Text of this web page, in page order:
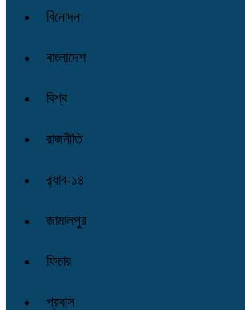
বিনোদন
বাংলাদেশ
বিশ্ব
রাজনীতি
র‌্যাব-১৪
জামালপুর
ফিচার
প্রবাস